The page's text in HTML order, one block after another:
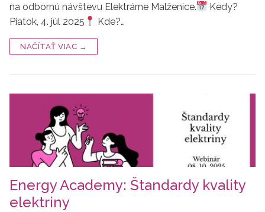
na odbornú návštevu Elektrárne Malženice.
Kedy?
Piatok, 4. júl 2025
Kde?…
NAČÍTAŤ VIAC →
Energy Academy: Štandardy kvality
elektriny